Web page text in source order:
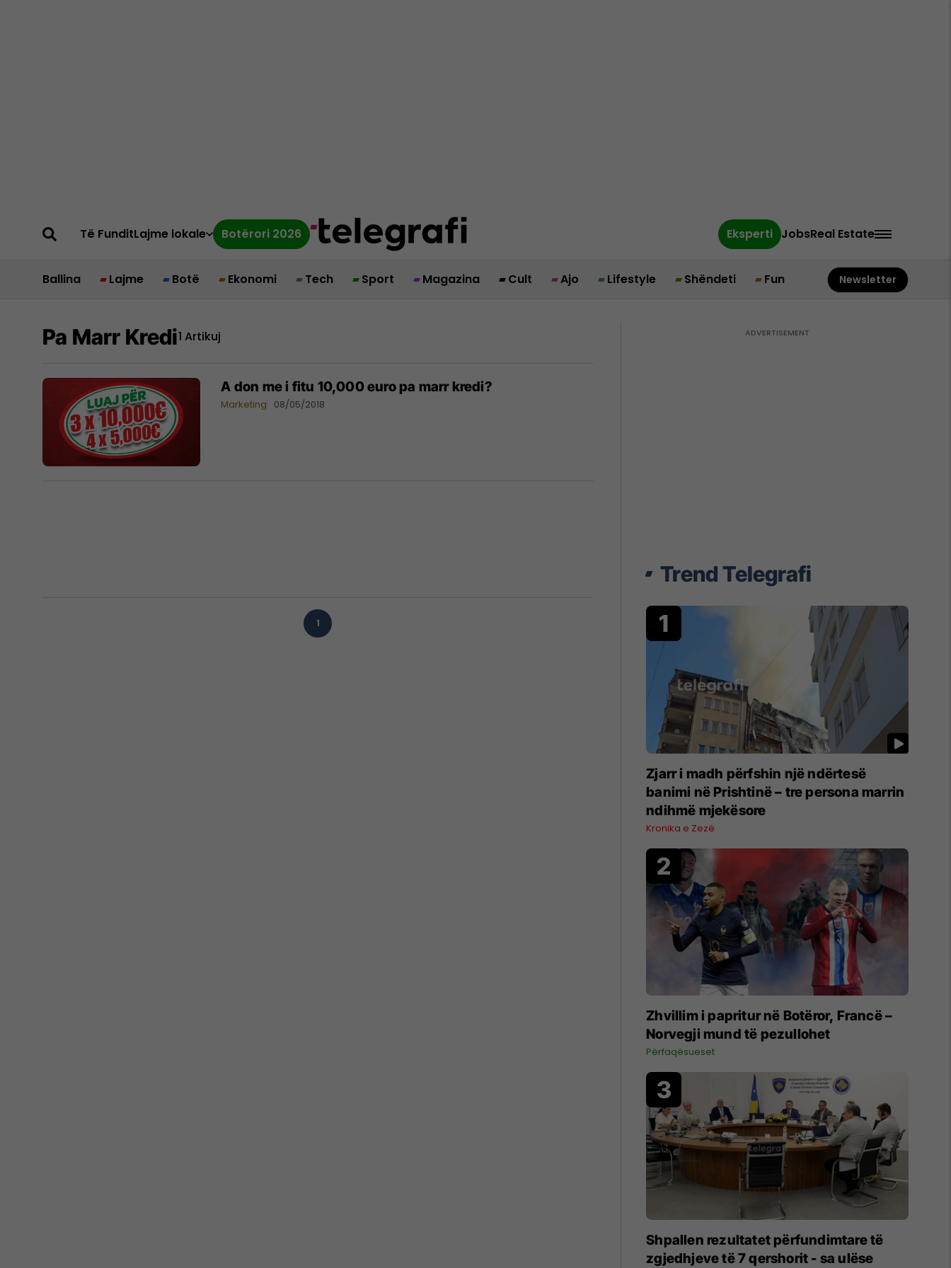
Të FunditLajme lokale Botërori 2026 Eksperti JobsReal Estate
Ballina Lajme Botë Ekonomi Tech Sport Magazina Cult Ajo Lifestyle Shëndeti Fun Newsletter
Pa Marr Kredi1 Artikuj
A don me i fitu 10,000 euro pa marr kredi?
Marketing 08/05/2018
1
Trend Telegrafi
Zjarr i madh përfshin një ndërtesë
banimi në Prishtinë – tre persona marrin
ndihmë mjekësore
Kronika e Zezë
Zhvillim i papritur në Botëror, Francë –
Norvegji mund të pezullohet
Përfaqësueset
Shpallen rezultatet përfundimtare të
zgjedhjeve të 7 qershorit - sa ulëse